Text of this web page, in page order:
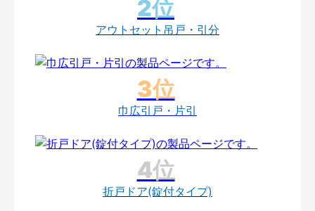
アウトセット吊戸・引分
巾広引戸・片引
折戸ドア(錠付タイプ)